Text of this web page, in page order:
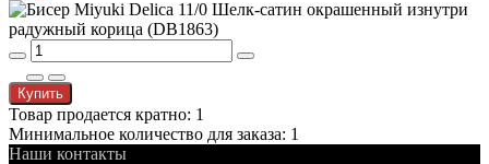
Купить
Товар продается кратно: 1
Минимальное количество для заказа: 1
Наши контакты